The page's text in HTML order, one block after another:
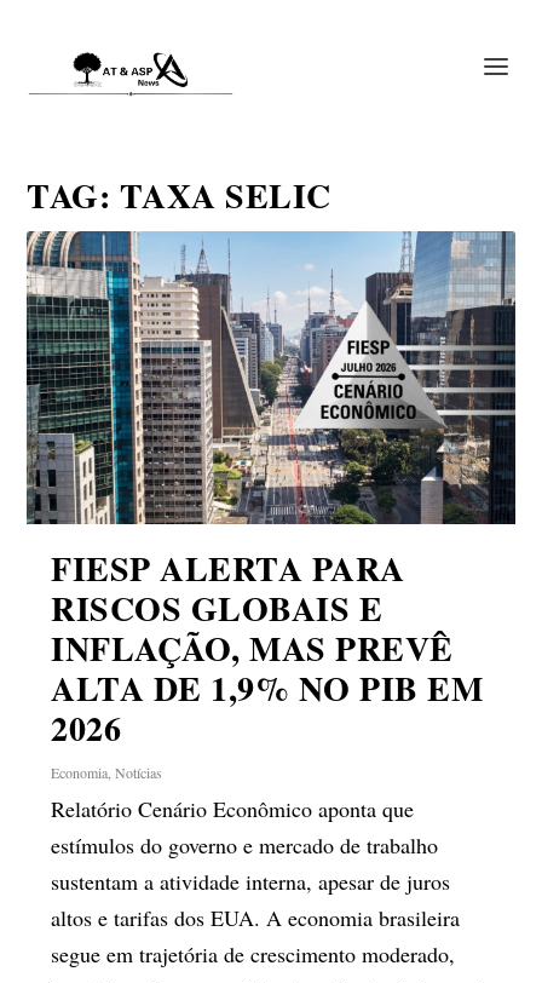
TAG: TAXA SELIC
FIESP ALERTA PARA
RISCOS GLOBAIS E
INFLAÇÃO, MAS PREVÊ
ALTA DE 1,9% NO PIB EM
2026
Economia ,Notícias
Relatório Cenário Econômico aponta que
estímulos do governo e mercado de trabalho
sustentam a atividade interna, apesar de juros
altos e tarifas dos EUA. A economia brasileira
segue em trajetória de crescimento moderado,